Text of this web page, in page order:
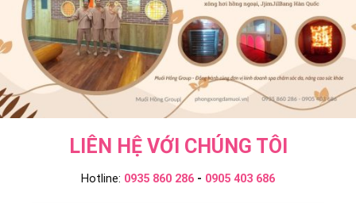
Group
LIÊN HỆ VỚI CHÚNG TÔI
Hotline: 0935 860 286 - 0905 403 686